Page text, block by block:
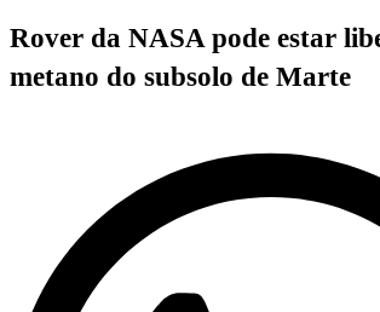
Rover da NASA pode estar
metano do subsolo de Marte